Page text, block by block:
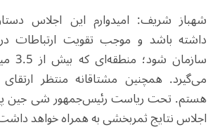
شهباز شریف: امیدوارم این اجلاس
داشته باشد و موجب تقویت ارتباطات
می‌گیرد. همچنین مشتاقانه منتظر
هستم. تحت ریاست رئیس‌جمهور شی جین
اجلاس نتایج ثمربخشی به همراه خواهد